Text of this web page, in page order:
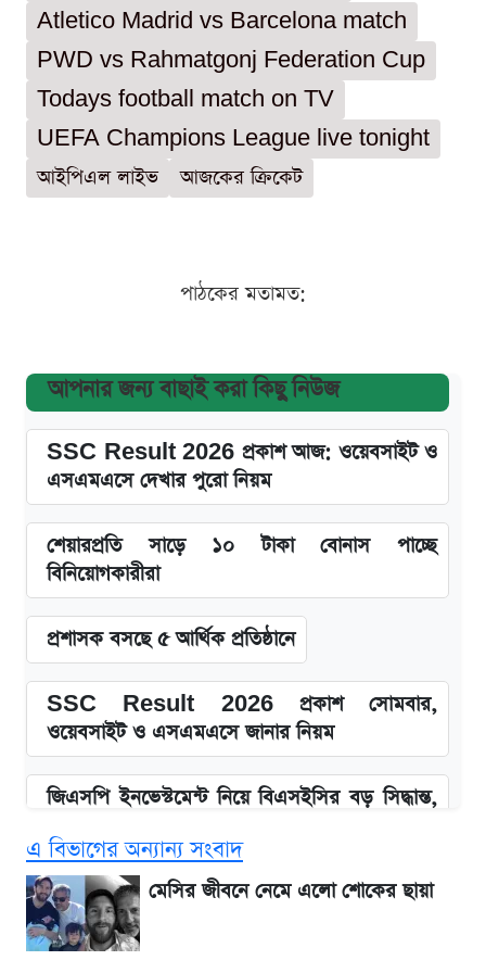
Atletico Madrid vs Barcelona match
PWD vs Rahmatgonj Federation Cup
Todays football match on TV
UEFA Champions League live tonight
আইপিএল লাইভ
আজকের ক্রিকেট
পাঠকের মতামত:
আপনার জন্য বাছাই করা কিছু নিউজ
SSC Result 2026 প্রকাশ আজ: ওয়েবসাইট ও
এসএমএসে দেখার পুরো নিয়ম
শেয়ারপ্রতি সাড়ে ১০ টাকা বোনাস পাচ্ছে
বিনিয়োগকারীরা
প্রশাসক বসছে ৫ আর্থিক প্রতিষ্ঠানে
SSC Result 2026 প্রকাশ সোমবার,
ওয়েবসাইট ও এসএমএসে জানার নিয়ম
জিএসপি ইনভেস্টমেন্ট নিয়ে বিএসইসির বড় সিদ্ধান্ত,
উত্থান-পতনের দোলাচলে শেয়ারবাজার, লেনদেনের
শীর্ষে যে ১০ কোম্পানি
এ বিভাগের অন্যান্য সংবাদ
মেসির জীবনে নেমে এলো শোকের ছায়া